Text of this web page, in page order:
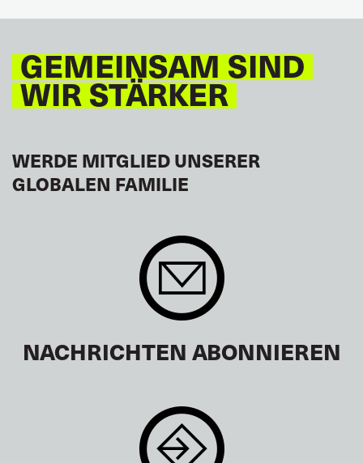
GEMEINSAM SIND
WIR STÄRKER
WERDE MITGLIED UNSERER
GLOBALEN FAMILIE
NACHRICHTEN ABONNIEREN